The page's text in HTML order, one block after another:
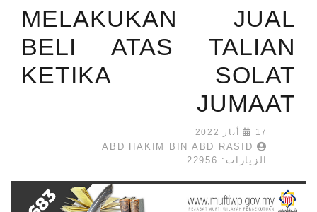
MELAKUKAN JUAL
BELI ATAS TALIAN
KETIKA SOLAT
JUMAAT
17 أيار 2022
ABD HAKIM BIN ABD RASID
الزيارات: 22956